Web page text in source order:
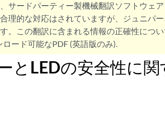
サードパーティー製機械翻訳ソフトウェ
理的な対応はされていますが、ジュニパ
。この翻訳に含まれる情報の正確性につ
ロード可能なPDF (英語版のみ).
とLEDの安全性に